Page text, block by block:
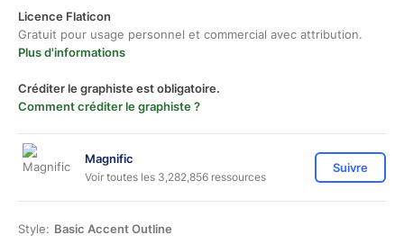
Licence Flaticon
Gratuit pour usage personnel et commercial avec attribution.
Plus d'informations
Créditer le graphiste est obligatoire.
Comment créditer le graphiste ?
Magnific
Voir toutes les 3,282,856 ressources
Suivre
Style: Basic Accent Outline